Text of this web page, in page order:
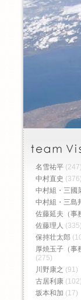
名雪祐平 (247)
中村直史 (376)
中村組・三國
中村組・三島
佐藤延夫（事
佐藤理人 (335)
保持壮太郎
厚焼玉子（事
(275)
川野康之 (91)
古居利康 (102)
坂本和加 (17)